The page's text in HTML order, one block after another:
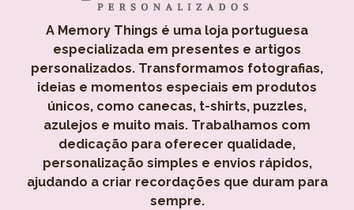
A Memory Things é uma loja portuguesa
especializada em presentes e artigos
personalizados. Transformamos fotografias,
ideias e momentos especiais em produtos
únicos, como canecas, t-shirts, puzzles,
azulejos e muito mais. Trabalhamos com
dedicação para oferecer qualidade,
personalização simples e envios rápidos,
ajudando a criar recordações que duram para
sempre.